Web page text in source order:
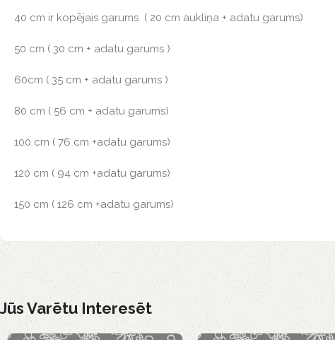
40 cm ir kopējais garums ( 20 cm aukliņa + adatu garums)
50 cm ( 30 cm + adatu garums )
60cm ( 35 cm + adatu garums )
80 cm ( 56 cm + adatu garums)
100 cm ( 76 cm +adatu garums)
120 cm ( 94 cm +adatu garums)
150 cm ( 126 cm +adatu garums)
Jūs Varētu Interesēt